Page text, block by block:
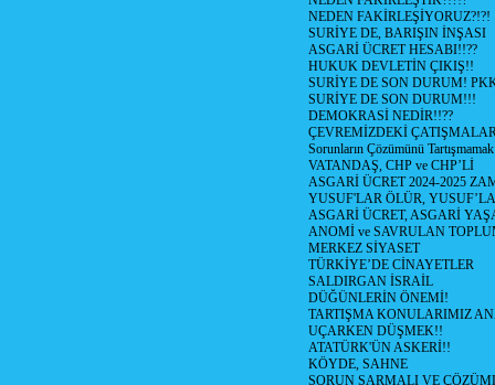
NEDEN FAKİRLEŞİYORUZ?!?!
SURİYE DE, BARIŞIN İNŞASI
ASGARİ ÜCRET HESABI!!??
HUKUK DEVLETİN ÇIKIŞ!!
SURİYE DE SON DURUM!
SURİYE DE SON DURUM!!!
DEMOKRASİ NEDİR!!??
ÇEVREMİZDEKİ
Sorunların Çözümünü
VATANDAŞ, CHP ve CHP’Lİ
ASGARİ ÜCRET 2024-2025
YUSUF'LAR ÖLÜR,
ASGARİ ÜCRET, ASGARİ
ANOMİ ve SAVRULAN
MERKEZ SİYASET
TÜRKİYE’DE CİNAYETLER
SALDIRGAN İSRAİL
DÜĞÜNLERİN ÖNEMİ!
TARTIŞMA KONULARIMIZ
UÇARKEN DÜŞMEK!!
ATATÜRK'ÜN ASKERİ!!
KÖYDE, SAHNE
SORUN SARMALI VE